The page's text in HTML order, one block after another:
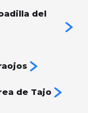
del
de Tajo